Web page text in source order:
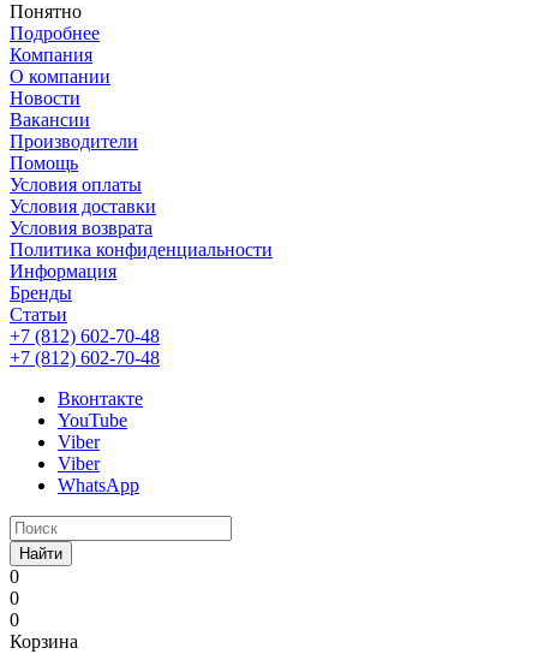
Понятно
Подробнее
Компания
О компании
Новости
Вакансии
Производители
Помощь
Условия оплаты
Условия доставки
Условия возврата
Политика конфиденциальности
Информация
Бренды
Статьи
+7 (812) 602-70-48
+7 (812) 602-70-48
Вконтакте
YouTube
Viber
Viber
WhatsApp
Найти
0
0
0
Корзина